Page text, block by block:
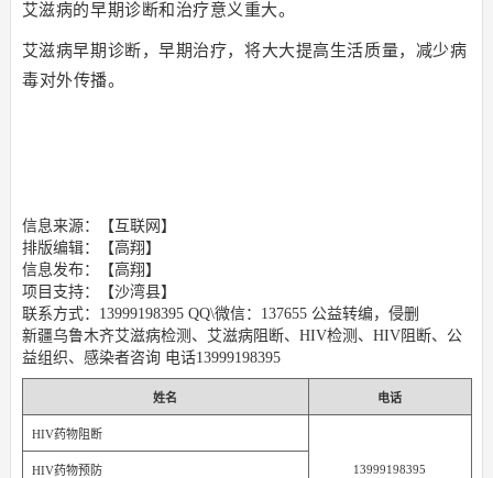
艾滋病的早期诊断和治疗意义重大。
艾滋病早期诊断，早期治疗，将大大提高生活质量，减少病
毒对外传播。
信息来源：【互联网】
排版编辑：【高翔】
信息发布：【高翔】
项目支持：【沙湾县】
联系方式：13999198395 QQ\微信：137655 公益转编，侵删
新疆乌鲁木齐艾滋病检测、艾滋病阻断、HIV检测、HIV阻断、公
益组织、感染者咨询 电话13999198395
姓名 电话
HIV药物阻断
13999198395
HIV药物预防